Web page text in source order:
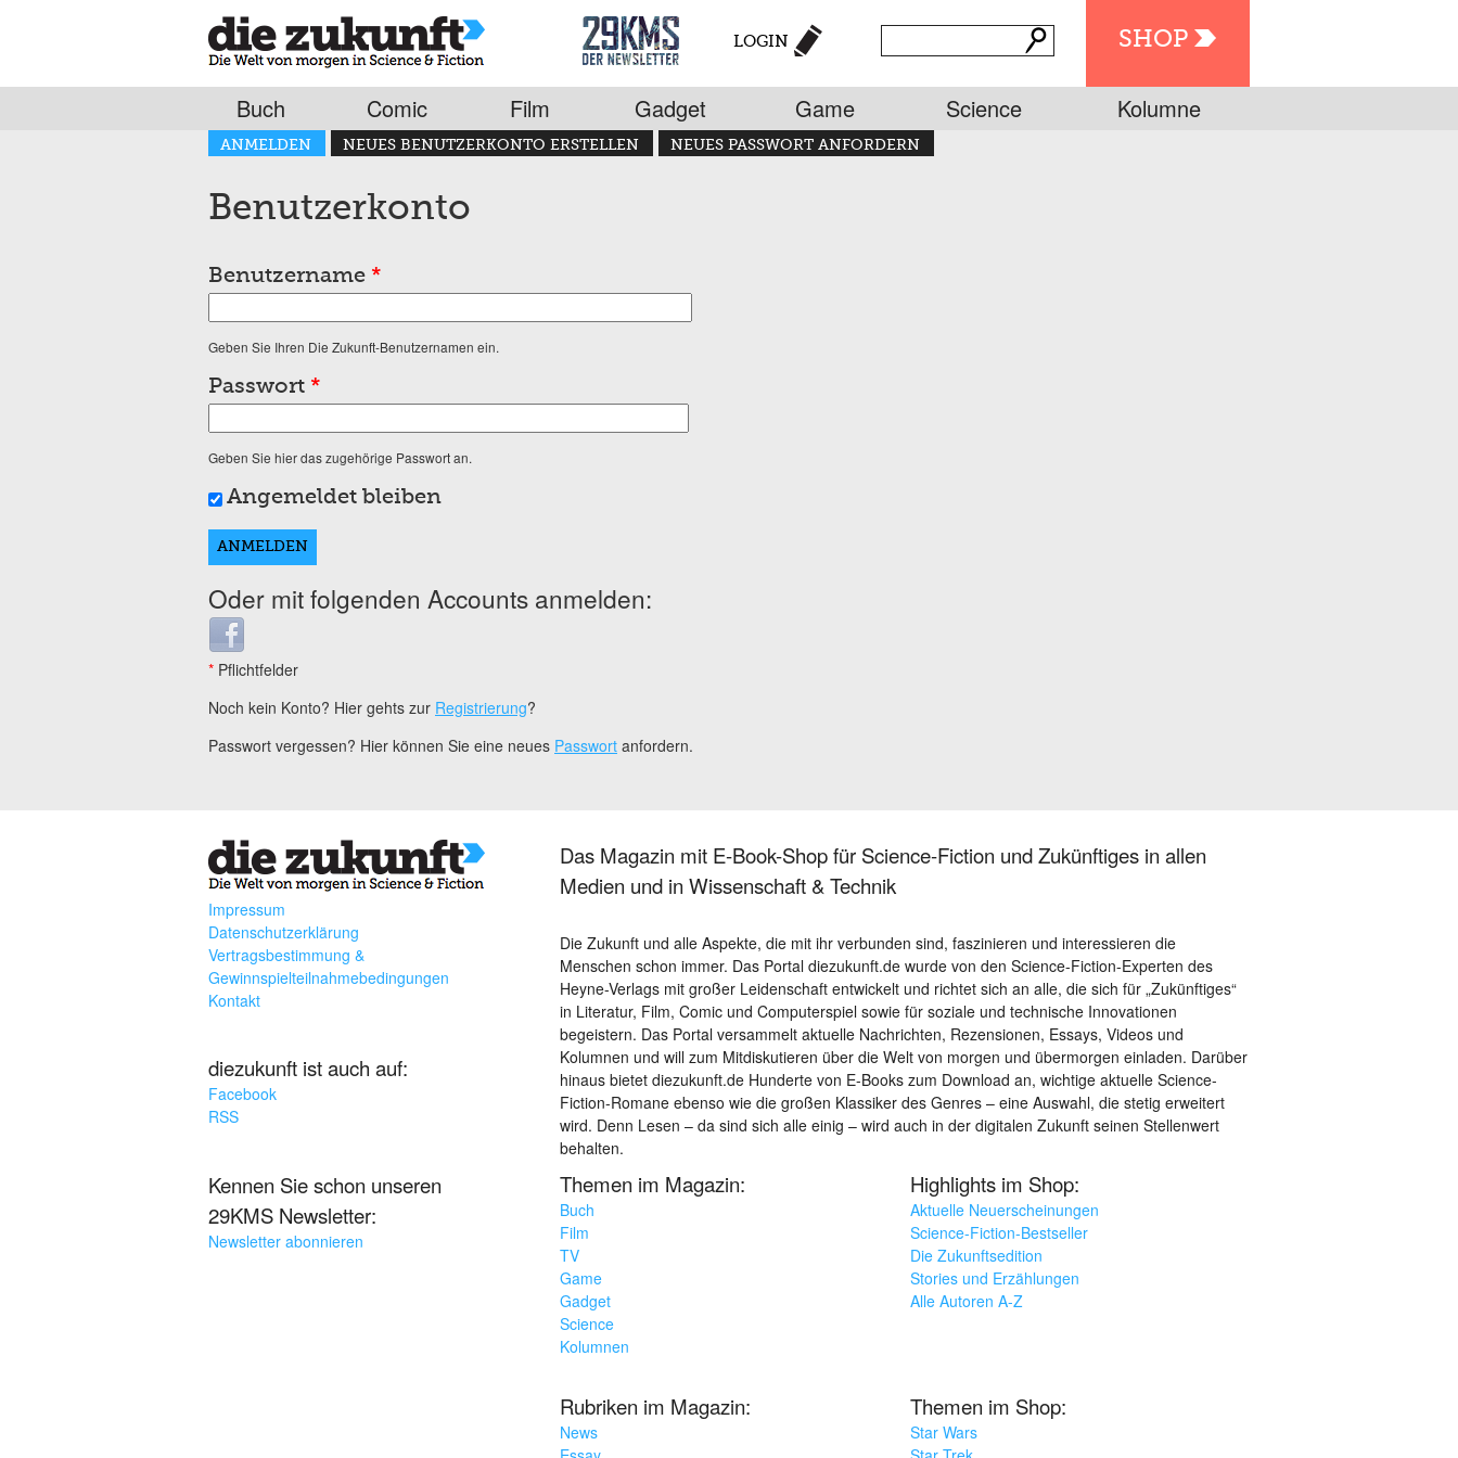
SHOP
LOGIN
Buch Comic Film Gadget Game Science Kolumne
Haupt-Reiter
ANMELDEN
(AKTIVER REITER)
NEUES BENUTZERKONTO ERSTELLEN NEUES PASSWORT ANFORDERN
Benutzerkonto
Benutzername *
Geben Sie Ihren Die Zukunft-Benutzernamen ein.
Passwort *
Geben Sie hier das zugehörige Passwort an.
Angemeldet bleiben
Oder mit folgenden Accounts anmelden:
Login with Facebook
* Pflichtfelder
Noch kein Konto? Hier gehts zur Registrierung?
Passwort vergessen? Hier können Sie eine neues Passwort anfordern.
Impressum
Datenschutzerklärung
Vertragsbestimmung &
Gewinnspielteilnahmebedingungen
Kontakt
diezukunft ist auch auf:
Facebook
RSS
Kennen Sie schon unseren
29KMS Newsletter:
Newsletter abonnieren
Das Magazin mit E-Book-Shop für Science-Fiction und Zukünftiges in allen
Medien und in Wissenschaft & Technik
Die Zukunft und alle Aspekte, die mit ihr verbunden sind, faszinieren und interessieren die
Menschen schon immer. Das Portal diezukunft.de wurde von den Science-Fiction-Experten des
Heyne-Verlags mit großer Leidenschaft entwickelt und richtet sich an alle, die sich für „Zukünftiges“
in Literatur, Film, Comic und Computerspiel sowie für soziale und technische Innovationen
begeistern. Das Portal versammelt aktuelle Nachrichten, Rezensionen, Essays, Videos und
Kolumnen und will zum Mitdiskutieren über die Welt von morgen und übermorgen einladen. Darüber
hinaus bietet diezukunft.de Hunderte von E-Books zum Download an, wichtige aktuelle Science-
Fiction-Romane ebenso wie die großen Klassiker des Genres – eine Auswahl, die stetig erweitert
wird. Denn Lesen – da sind sich alle einig – wird auch in der digitalen Zukunft seinen Stellenwert
behalten.
Themen im Magazin:
Buch
Film
TV
Game
Gadget
Science
Kolumnen
Highlights im Shop:
Aktuelle Neuerscheinungen
Science-Fiction-Bestseller
Die Zukunftsedition
Stories und Erzählungen
Alle Autoren A-Z
Rubriken im Magazin:
News
Themen im Shop:
Star Wars